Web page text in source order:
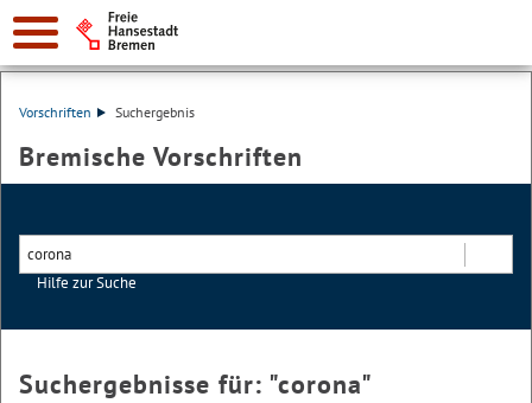
Vorschriften Suchergebnis
Bremische Vorschriften
Hilfe zur Suche
Suchergebnisse für: "corona"